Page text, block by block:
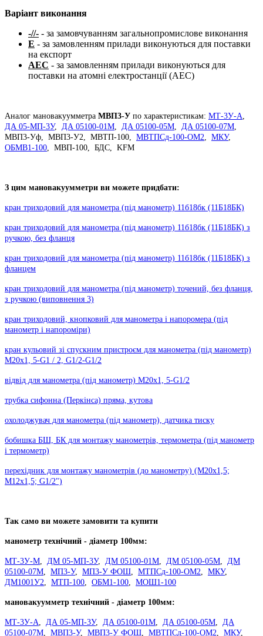
Варіант виконання
-//- - за замовчуванням загальнопромислове виконання
Е - за замовленням прилади виконуються для поставки
на експорт
АЕС - за замовленням прилади виконуються для
поставки на атомні електростанції (АЕС)
Аналог мановакуумметра МВП3-У по характеристикам: МТ-3У-А,
ДА 05-МП-3У, ДА 05100-01М, ДА 05100-05М, ДА 05100-07М,
МВП3-Уф, МВП3-У2, МВТП-100, МВТПСд-100-ОМ2, МКУ,
ОБМВ1-100, МВП-100, БДС, KFM
З цим мановакуумметри ви можете придбати:
кран триходовий для манометра (під манометр) 11б18бк (11Б18БК)
кран триходовий для манометра (під манометр) 11б18бк (11Б18БК) з
ручкою, без фланця
кран триходовий для манометра (під манометр) 11б18бк (11Б18БК) з
фланцем
кран триходовий для манометра (під манометр) точений, без фланця,
з ручкою (виповнення 3)
кран триходовий, кнопковий для манометра і напоромера (під
манометр і напороміри)
кран кульовий зі спускним пристроєм для манометра (під манометр)
М20х1, 5-G1 / 2, G1/2-G1/2
відвід для манометра (під манометр) М20х1, 5-G1/2
трубка сифонна (Перкінса) пряма, кутова
охолоджувач для манометра (під манометр), датчика тиску
бобишка БШ, БК для монтажу манометрів, термометра (під манометр
і термометр)
перехідник для монтажу манометрів (до манометру) (М20х1,5;
М12х1,5; G1/2")
Так само ви можете замовити та купити
манометр технічний - діаметр 100мм:
МТ-3У-М, ДМ 05-МП-3У, ДМ 05100-01М, ДМ 05100-05М, ДМ
05100-07М, МП3-У, МП3-У ФОШ, МТПСд-100-ОМ2, МКУ,
ДМ1001У2, МТП-100, ОБМ1-100, МОШ1-100
мановакуумметр технічний - діаметр 100мм:
МТ-3У-А, ДА 05-МП-3У, ДА 05100-01М, ДА 05100-05М, ДА
05100-07М, МВП3-У, МВП3-У ФОШ, МВТПСд-100-ОМ2, МКУ,